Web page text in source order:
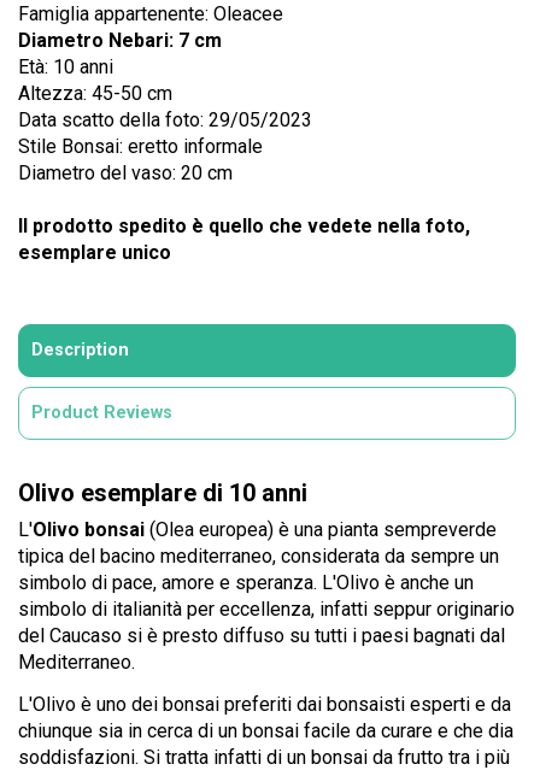
Famiglia appartenente: Oleacee
Diametro Nebari: 7 cm
Età: 10 anni
Altezza: 45-50 cm
Data scatto della foto: 29/05/2023
Stile Bonsai: eretto informale
Diametro del vaso: 20 cm
Il prodotto spedito è quello che vedete nella foto,
esemplare unico
Description
Product Reviews
Olivo esemplare di 10 anni
L'Olivo bonsai (Olea europea) è una pianta sempreverde
tipica del bacino mediterraneo, considerata da sempre un
simbolo di pace, amore e speranza. L'Olivo è anche un
simbolo di italianità per eccellenza, infatti seppur originario
del Caucaso si è presto diffuso su tutti i paesi bagnati dal
Mediterraneo.
L'Olivo è uno dei bonsai preferiti dai bonsaisti esperti e da
chiunque sia in cerca di un bonsai facile da curare e che dia
soddisfazioni. Si tratta infatti di un bonsai da frutto tra i più